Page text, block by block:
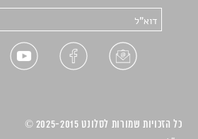
כל הזכויות שמורות לסלונט 2025-2015 ©